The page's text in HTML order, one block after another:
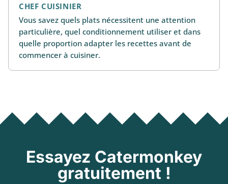
CHEF CUISINIER
Vous savez quels plats nécessitent une attention
particulière, quel conditionnement utiliser et dans
quelle proportion adapter les recettes avant de
commencer à cuisiner.
Essayez Catermonkey
gratuitement !